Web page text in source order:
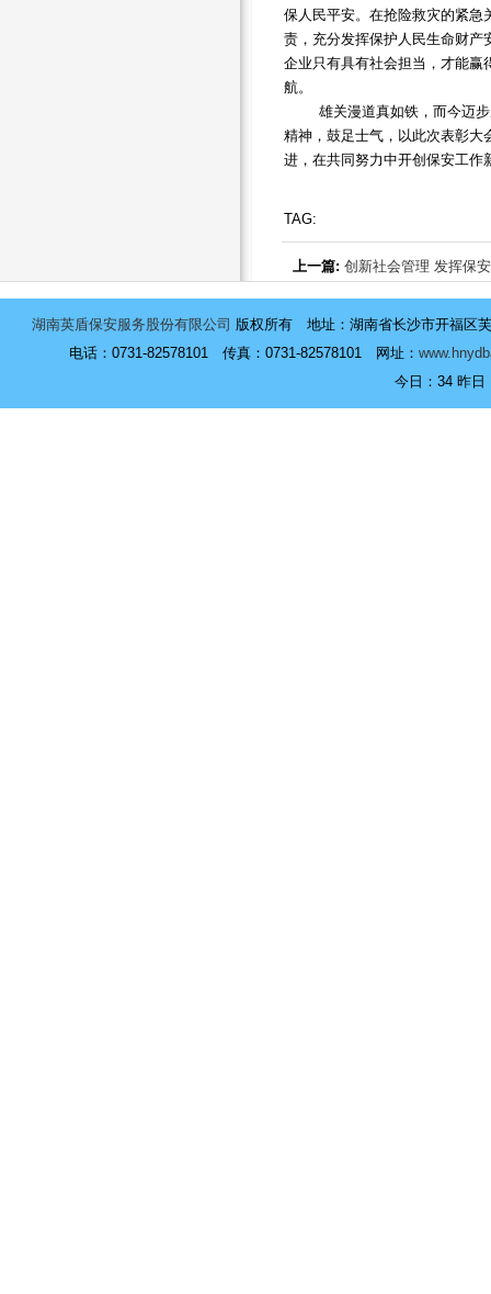
保人民平安。在抢险救灾的紧
责，充分发挥保护人民生命财
企业只有具有社会担当，才能
航。
雄关漫道真如铁，而今迈步
精神，鼓足士气，以此次表彰
进，在共同努力中开创保安工作
TAG:
上一篇: 创新社会管理 发挥保
湖南英盾保安服务股份有限公司 版权所有 地址：湖南省长沙市开福区
电话：0731-82578101 传真：0731-82578101 网址：
今日：34 昨日